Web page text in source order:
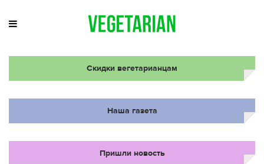
Скидки вегетарианцам
Наша газета
Пришли новость